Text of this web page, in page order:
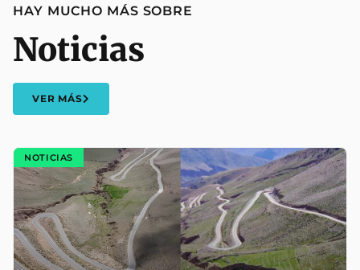
HAY MUCHO MÁS SOBRE
Noticias
VER MÁS
NOTICIAS